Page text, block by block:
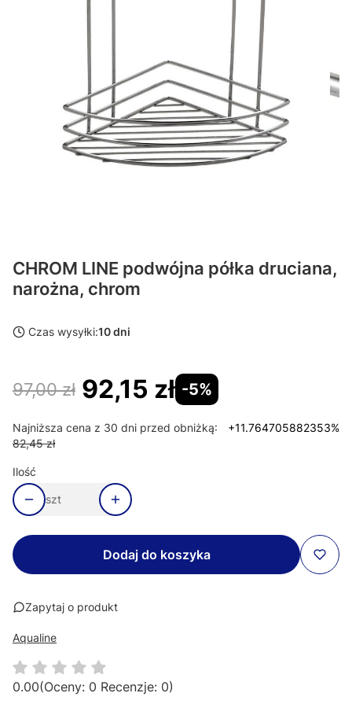
CHROM LINE podwójna półka druciana,
narożna, chrom
Czas wysyłki:10 dni
97,00 zł 92,15 zł -5%
Najniższa cena z 30 dni przed obniżką:
82,45 zł
+11.764705882353%
Ilość
szt
Dodaj do koszyka
Zapytaj o produkt
Aqualine
0.00(Oceny: 0 Recenzje: 0)